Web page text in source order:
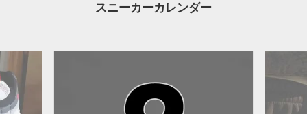
スニーカーカレンダー